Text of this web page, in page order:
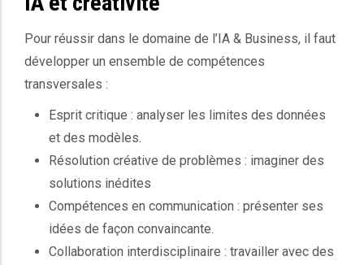
Pour réussir dans le domaine de l’IA & Business, il faut
développer un ensemble de compétences
transversales :
Esprit critique : analyser les limites des données
et des modèles.
Résolution créative de problèmes : imaginer des
solutions inédites
Compétences en communication : présenter ses
idées de façon convaincante.
Collaboration interdisciplinaire : travailler avec des